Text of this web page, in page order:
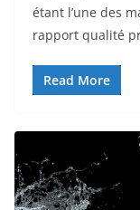
étant l’une des
rapport qualité
Read More